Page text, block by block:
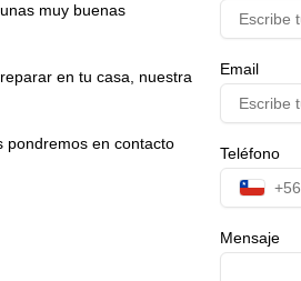
muy buenas
en tu casa, nuestra
pondremos en contacto
Email
Teléfono
+56
Mensaje